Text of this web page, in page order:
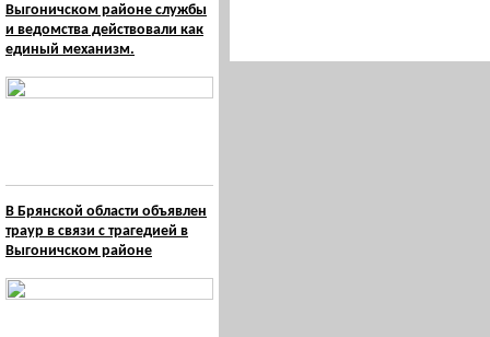
Выгоничском районе службы
и ведомства действовали как
единый механизм.
В Брянской области объявлен
траур в связи с трагедией в
Выгоничском районе